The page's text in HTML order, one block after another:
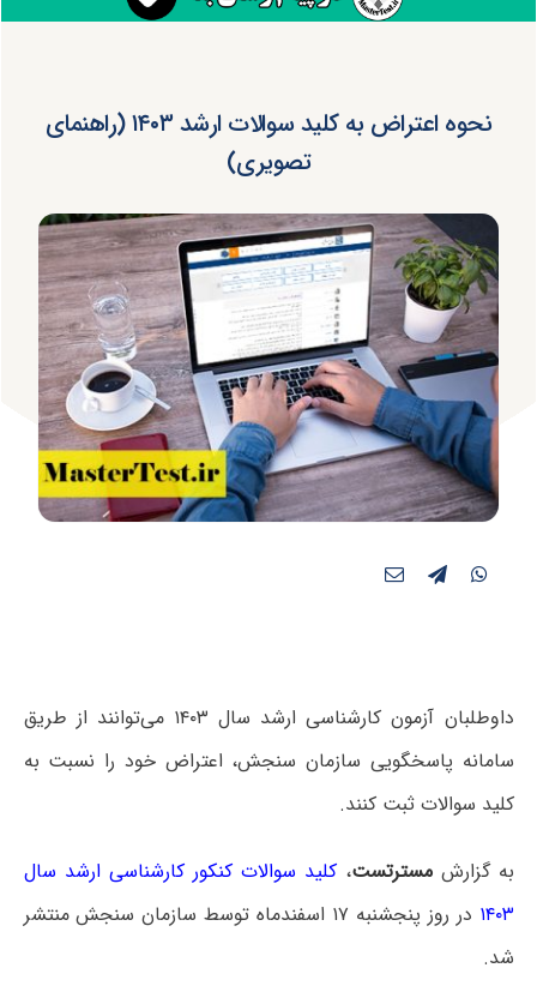
نحوه اعتراض به کلید سوالات ارشد ۱۴۰۳ (راهنمای
تصویری)
داوطلبان آزمون کارشناسی ارشد سال ۱۴۰۳ می‌توانند از طریق
سامانه پاسخگویی سازمان سنجش، اعتراض خود را نسبت به
کلید سوالات ثبت کنند.
به گزارشمسترتست،کلید سوالات کنکور کارشناسی ارشد سال
۱۴۰۳
در روز پنجشنبه ۱۷ اسفندماه توسط سازمان سنجش منتشر
شد.